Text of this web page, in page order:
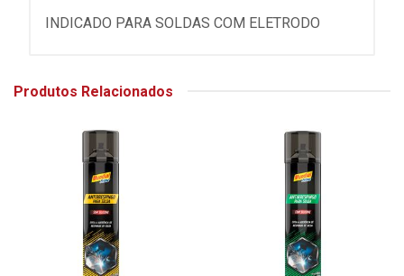
INDICADO PARA SOLDAS COM ELETRODO
Produtos Relacionados